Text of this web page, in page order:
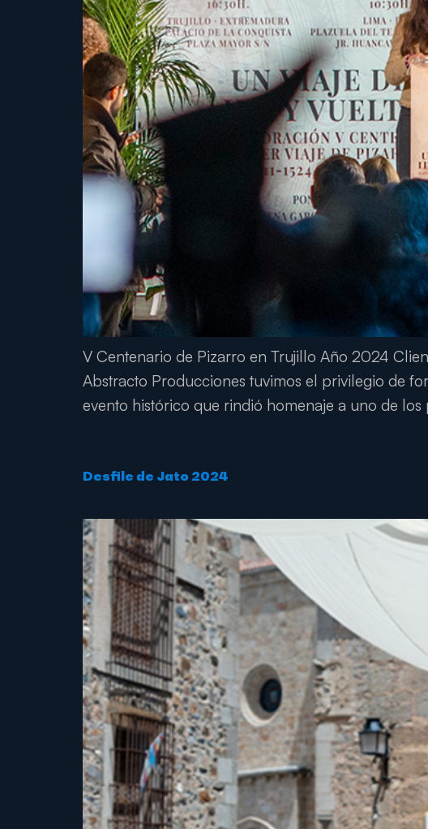
V Centenario de Pizarro en Trujillo Año 2024
Abstracto Producciones tuvimos el privilegio de
evento histórico que rindió homenaje a uno de
Desfile de Jato 2024